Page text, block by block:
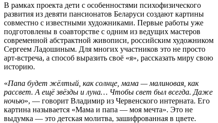
В рамках проекта дети с особенностями психофизического
развития из девяти пансионатов Беларуси создают картины
совместно с известными художниками. Первые работы уже
подготовлены в соавторстве с одним из ведущих мастеров
современной абстрактной живописи, российским художником
Сергеем Ладошиным. Для многих участников это не просто
арт-встреча, а способ выразить своё «я», рассказать миру свою
историю.
«Папа будет жёлтый, как солнце, мама — малиновая, как
рассвет. А ещё звёзды и луна… Чтобы свет был всегда. Даже
ночью», — говорит Владимир из Червенского интерната. Его
картина называется «Мама и папа — моя мечта». Это не
выдумка — это детская молитва, зашифрованная в цвете.